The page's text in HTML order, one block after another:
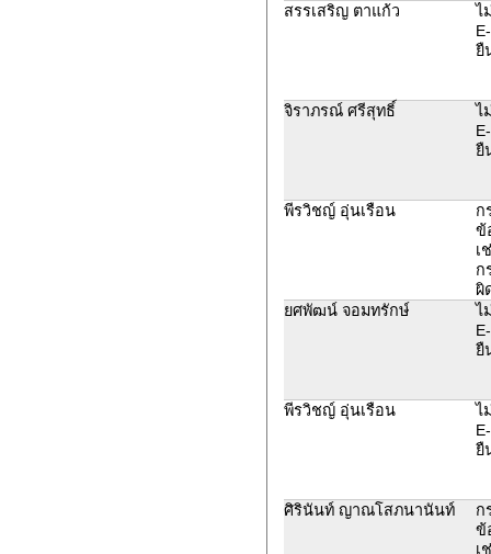
สรรเสริญ ตาแก้ว
ไ
ยื
จิราภรณ์ ศรีสุทธิ์
ไ
ยื
พีรวิชญ์ อุ่นเรือน
ก
ข้
เ
ก
ผิ
ยศพัฒน์ จอมทรักษ์
ไ
ยื
พีรวิชญ์ อุ่นเรือน
ไ
ยื
ศิรินันท์ ญาณโสภนานันท์
ก
ข้
เ